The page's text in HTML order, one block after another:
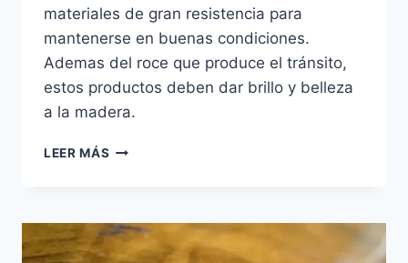
materiales de gran resistencia para
mantenerse en buenas condiciones.
Ademas del roce que produce el tránsito,
estos productos deben dar brillo y belleza
a la madera.
LEER MÁS QUÉ
PLASTIFICANTE
PARA